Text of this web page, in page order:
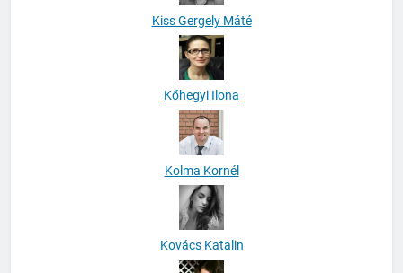
Kiss Gergely Máté
Kőhegyi Ilona
Kolma Kornél
Kovács Katalin